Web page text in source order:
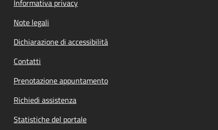
Informativa privacy
Note legali
Dichiarazione di accessibilità
Contatti
Prenotazione appuntamento
Richiedi assistenza
Statistiche del portale